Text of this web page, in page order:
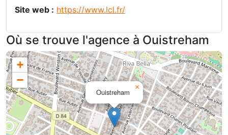
Site web : https://www.lcl.fr/
Où se trouve l'agence à Ouistreham
Ouistreham
×
+
−